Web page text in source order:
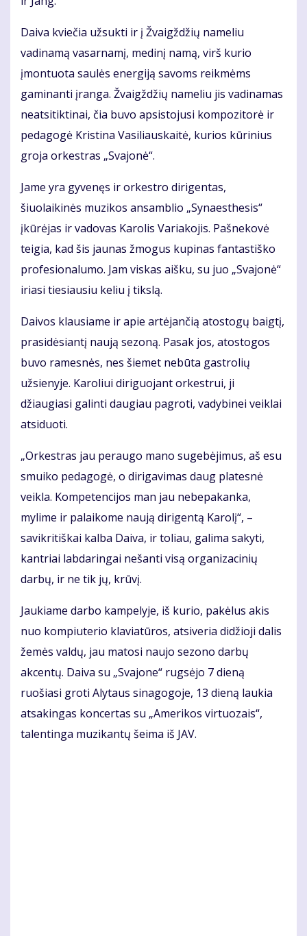
Daiva kviečia užsukti ir į Žvaigždžių nameliu
vadinamą vasarnamį, medinį namą, virš kurio
įmontuota saulės energiją savoms reikmėms
gaminanti įranga. Žvaigždžių nameliu jis vadinamas
neatsitiktinai, čia buvo apsistojusi kompozitorė ir
pedagogė Kristina Vasiliauskaitė, kurios kūrinius
groja orkestras „Svajonė“.
Jame yra gyvenęs ir orkestro dirigentas,
šiuolaikinės muzikos ansamblio „Synaesthesis“
įkūrėjas ir vadovas Karolis Variakojis. Pašnekovė
teigia, kad šis jaunas žmogus kupinas fantastiško
profesionalumo. Jam viskas aišku, su juo „Svajonė“
iriasi tiesiausiu keliu į tikslą.
Daivos klausiame ir apie artėjančią atostogų baigtį,
prasidėsiantį naują sezoną. Pasak jos, atostogos
buvo ramesnės, nes šiemet nebūta gastrolių
užsienyje. Karoliui diriguojant orkestrui, ji
džiaugiasi galinti daugiau pagroti, vadybinei veiklai
atsiduoti.
„Orkestras jau peraugo mano sugebėjimus, aš esu
smuiko pedagogė, o dirigavimas daug platesnė
veikla. Kompetencijos man jau nebepakanka,
mylime ir palaikome naują dirigentą Karolį“, –
savikritiškai kalba Daiva, ir toliau, galima sakyti,
kantriai labdaringai nešanti visą organizacinių
darbų, ir ne tik jų, krūvį.
Jaukiame darbo kampelyje, iš kurio, pakėlus akis
nuo kompiuterio klaviatūros, atsiveria didžioji dalis
žemės valdų, jau matosi naujo sezono darbų
akcentų. Daiva su „Svajone“ rugsėjo 7 dieną
ruošiasi groti Alytaus sinagogoje, 13 dieną laukia
atsakingas koncertas su „Amerikos virtuozais“,
talentinga muzikantų šeima iš JAV.